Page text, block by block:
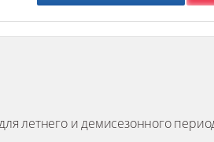
летнего и демисезонного